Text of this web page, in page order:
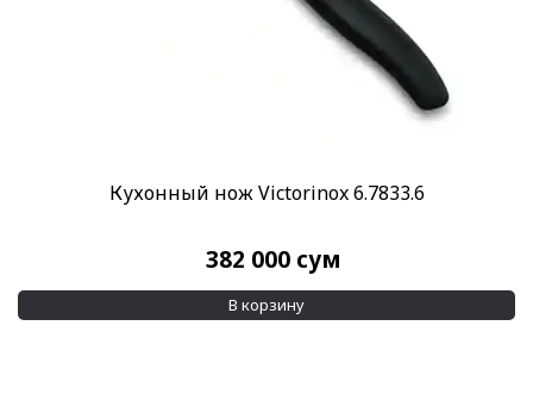
Кухонный нож Victorinox 6.7833.6
382 000 сум
В корзину